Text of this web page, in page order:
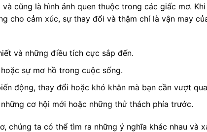
cũng là hình ảnh quen thuộc trong các giấc mơ. Khi
cho cảm xúc, sự thay đổi và thậm chí là vận may
và những điều tích cực sắp đến.
sự mơ hồ trong cuộc sống.
động, thay đổi hoặc khó khăn mà bạn cần vượt
cơ hội mới hoặc những thử thách phía trước.
chúng ta có thể tìm ra những ý nghĩa khác nhau và